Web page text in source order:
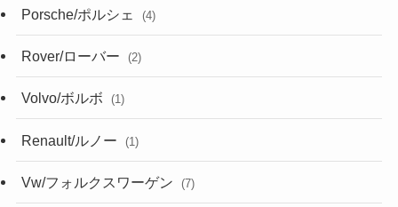
Porsche/ポルシェ (4)
Rover/ローバー (2)
Volvo/ボルボ (1)
Renault/ルノー (1)
Vw/フォルクスワーゲン (7)